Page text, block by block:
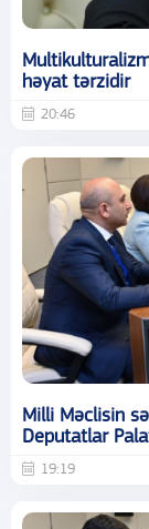
həyat tərzidir
20:46
Milli Məclisin
Deputatlar
19:19